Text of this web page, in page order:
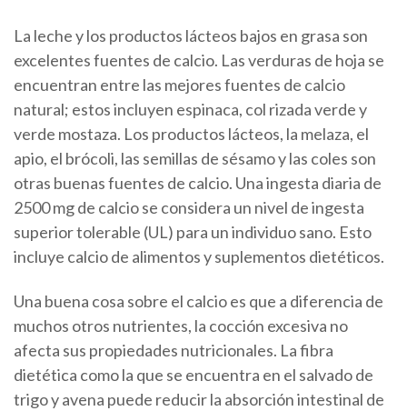
La leche y los productos lácteos bajos en grasa son
excelentes fuentes de calcio. Las verduras de hoja se
encuentran entre las mejores fuentes de calcio
natural; estos incluyen espinaca, col rizada verde y
verde mostaza. Los productos lácteos, la melaza, el
apio, el brócoli, las semillas de sésamo y las coles son
otras buenas fuentes de calcio. Una ingesta diaria de
2500 mg de calcio se considera un nivel de ingesta
superior tolerable (UL) para un individuo sano. Esto
incluye calcio de alimentos y suplementos dietéticos.
Una buena cosa sobre el calcio es que a diferencia de
muchos otros nutrientes, la cocción excesiva no
afecta sus propiedades nutricionales. La fibra
dietética como la que se encuentra en el salvado de
trigo y avena puede reducir la absorción intestinal de